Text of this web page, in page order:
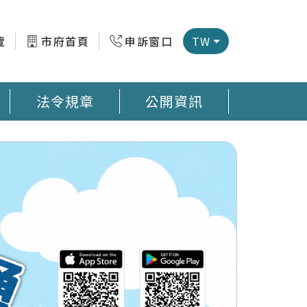
市府首頁 申訴窗口 TW
法令規章 公開資訊
測器地圖 臺南市公廁地圖 回收站地圖網預防登革熱